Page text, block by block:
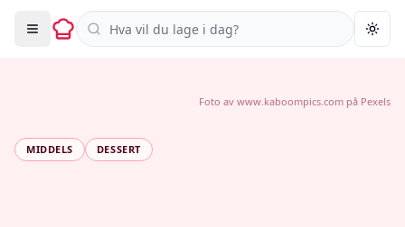
Søk i oppskrifter
MIDDELS DESSERT
Foto av www.kaboompics.com på Pexels